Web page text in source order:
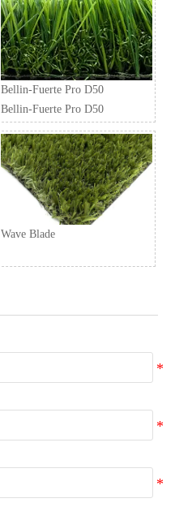
Bellin-Fuerte Pro D50
Bellin-Fuerte Pro D50
Wave Blade